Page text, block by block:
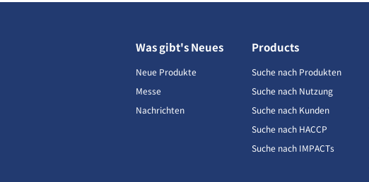
Was gibt's Neues
Neue Produkte
Messe
Nachrichten
Products
Suche nach Produkten
Suche nach Nutzung
Suche nach Kunden
Suche nach HACCP
Suche nach IMPACTs